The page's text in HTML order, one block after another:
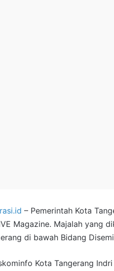
– Pemerintah Kota
Magazine. Majalah yang
di bawah Bidang
Kota Tangerang